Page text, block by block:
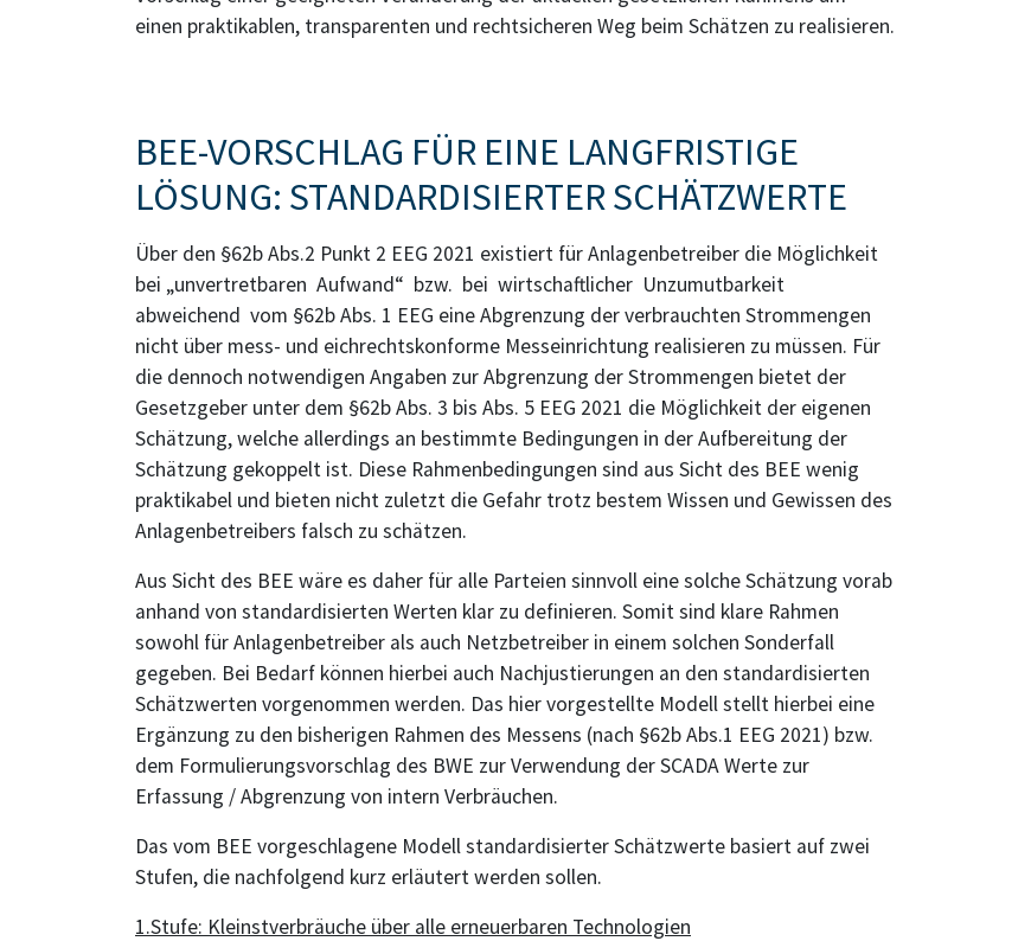
einen praktikablen, transparenten und rechtsicheren Weg beim Schätzen zu realisieren.
BEE-VORSCHLAG FÜR EINE LANGFRISTIGE
LÖSUNG: STANDARDISIERTER SCHÄTZWERTE
Über den §62b Abs.2 Punkt 2 EEG 2021 existiert für Anlagenbetreiber die Möglichkeit
bei „unvertretbaren Aufwand“ bzw. bei wirtschaftlicher Unzumutbarkeit
abweichend vom §62b Abs. 1 EEG eine Abgrenzung der verbrauchten Strommengen
nicht über mess- und eichrechtskonforme Messeinrichtung realisieren zu müssen. Für
die dennoch notwendigen Angaben zur Abgrenzung der Strommengen bietet der
Gesetzgeber unter dem §62b Abs. 3 bis Abs. 5 EEG 2021 die Möglichkeit der eigenen
Schätzung, welche allerdings an bestimmte Bedingungen in der Aufbereitung der
Schätzung gekoppelt ist. Diese Rahmenbedingungen sind aus Sicht des BEE wenig
praktikabel und bieten nicht zuletzt die Gefahr trotz bestem Wissen und Gewissen des
Anlagenbetreibers falsch zu schätzen.
Aus Sicht des BEE wäre es daher für alle Parteien sinnvoll eine solche Schätzung vorab
anhand von standardisierten Werten klar zu definieren. Somit sind klare Rahmen
sowohl für Anlagenbetreiber als auch Netzbetreiber in einem solchen Sonderfall
gegeben. Bei Bedarf können hierbei auch Nachjustierungen an den standardisierten
Schätzwerten vorgenommen werden. Das hier vorgestellte Modell stellt hierbei eine
Ergänzung zu den bisherigen Rahmen des Messens (nach §62b Abs.1 EEG 2021) bzw.
dem Formulierungsvorschlag des BWE zur Verwendung der SCADA Werte zur
Erfassung / Abgrenzung von intern Verbräuchen.
Das vom BEE vorgeschlagene Modell standardisierter Schätzwerte basiert auf zwei
Stufen, die nachfolgend kurz erläutert werden sollen.
1.Stufe: Kleinstverbräuche über alle erneuerbaren Technologien